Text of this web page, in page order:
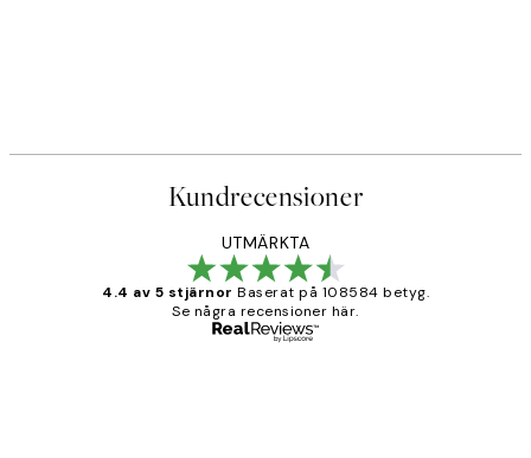
Kundrecensioner
UTMÄRKTA
4.4 av 5 stjärnor Baserat på 108584 betyg.
Se några recensioner här.